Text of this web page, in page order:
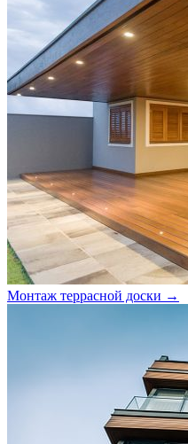
Монтаж террасной доски →